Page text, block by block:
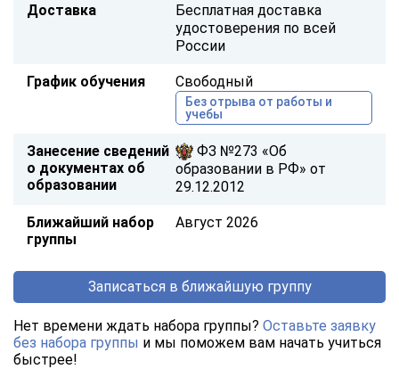
Доставка
Бесплатная доставка
удостоверения по всей
России
График обучения Свободный
Без отрыва от работы и
учебы
Занесение сведений
о документах об
образовании
ФЗ №273 «Об
образовании в РФ» от
29.12.2012
Ближайший набор
группы
Август 2026
Записаться в ближайшую группу
Нет времени ждать набора группы? Оставьте заявку
без набора группы и мы поможем вам начать учиться
быстрее!